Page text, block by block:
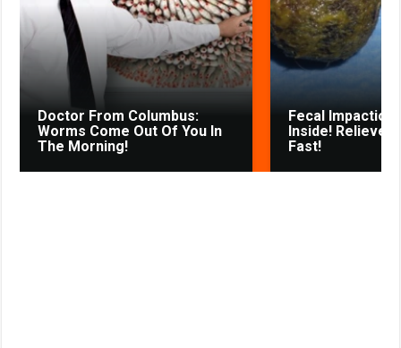
k
p
m
s
s
n
i
i
s
t
Doctor From Columbus:
Worms Come Out Of You In
The Morning!
Fecal Impaction
Inside! Relieves
Fast!